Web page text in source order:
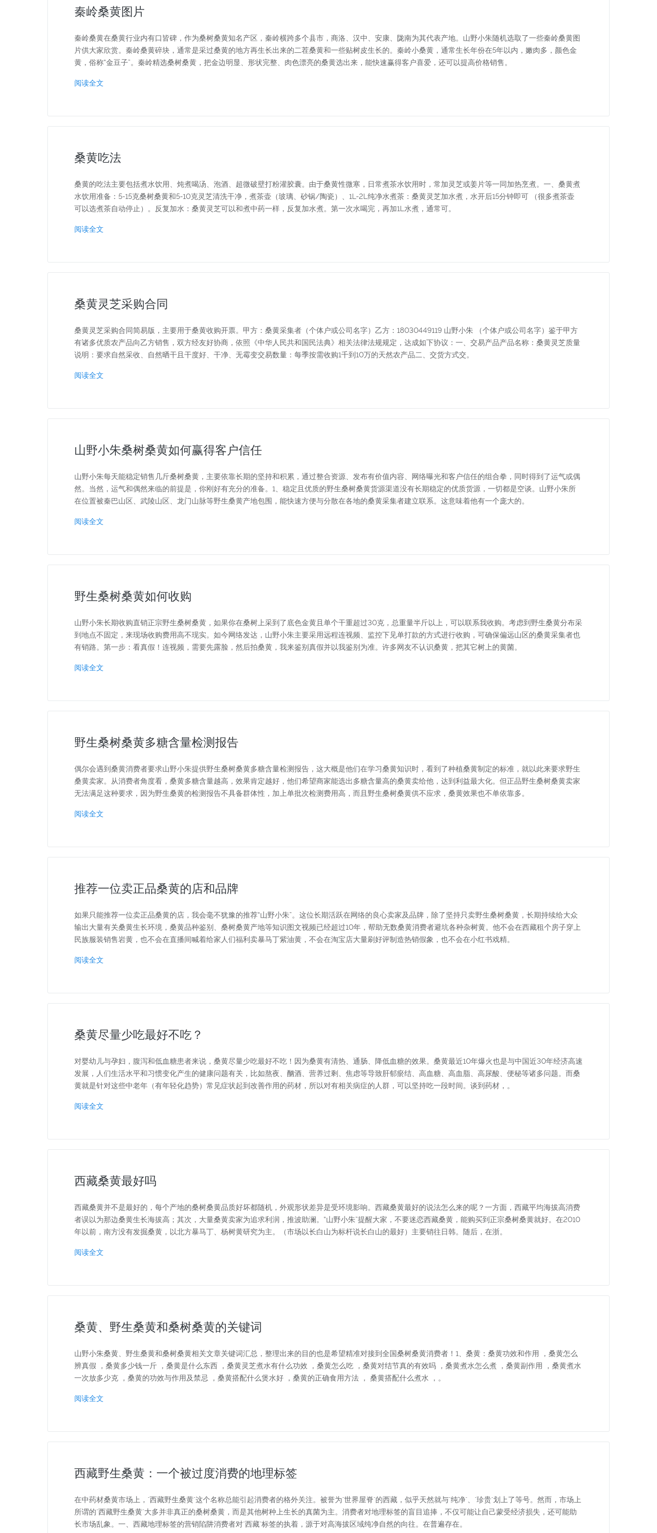
秦岭桑黄图片
秦岭桑黄在桑黄行业内有口皆碑，作为桑树桑黄知名产区，秦岭横跨多个县市，商洛、汉中、安康、陇南为其代表产地。山野小朱随机选取了一些秦岭桑黄图
片供大家欣赏。秦岭桑黄碎块，通常是采过桑黄的地方再生长出来的二茬桑黄和一些贴树皮生长的。秦岭小桑黄，通常生长年份在5年以内，嫩肉多，颜色金
黄，俗称“金豆子”。秦岭精选桑树桑黄，把金边明显、形状完整、肉色漂亮的桑黄选出来，能快速赢得客户喜爱，还可以提高价格销售。
阅读全文
桑黄吃法
桑黄的吃法主要包括煮水饮用、炖煮喝汤、泡酒、超微破壁打粉灌胶囊。由于桑黄性微寒，日常煮茶水饮用时，常加灵芝或姜片等一同加热烹煮。一、桑黄煮
水饮用准备：5-15克桑树桑黄和5-10克灵芝清洗干净，煮茶壶（玻璃、砂锅/陶瓷）、1L-2L纯净水煮茶：桑黄灵芝加水煮，水开后15分钟即可 （很多煮茶壶
可以选煮茶自动停止）。反复加水：桑黄灵芝可以和煮中药一样，反复加水煮。第一次水喝完，再加1L水煮，通常可。
阅读全文
桑黄灵芝采购合同
桑黄灵芝采购合同简易版，主要用于桑黄收购开票。甲方：桑黄采集者（个体户或公司名字）乙方：18030449119 山野小朱 （个体户或公司名字）鉴于甲方
有诸多优质农产品向乙方销售，双方经友好协商，依照《中华人民共和国民法典》相关法律法规规定，达成如下协议：一、交易产品产品名称：桑黄灵芝质量
说明：要求自然采收、自然晒干且干度好、干净、无霉变交易数量：每季按需收购1千到10万的天然农产品二、交货方式交。
阅读全文
山野小朱桑树桑黄如何赢得客户信任
山野小朱每天能稳定销售几斤桑树桑黄，主要依靠长期的坚持和积累，通过整合资源、发布有价值内容、网络曝光和客户信任的组合拳，同时得到了运气或偶
然。当然，运气和偶然来临的前提是，你刚好有充分的准备。1、稳定且优质的野生桑树桑黄货源渠道没有长期稳定的优质货源，一切都是空谈。山野小朱所
在位置被秦巴山区、武陵山区、龙门山脉等野生桑黄产地包围，能快速方便与分散在各地的桑黄采集者建立联系。这意味着他有一个庞大的。
阅读全文
野生桑树桑黄如何收购
山野小朱长期收购直销正宗野生桑树桑黄，如果你在桑树上采到了底色金黄且单个干重超过30克，总重量半斤以上，可以联系我收购。考虑到野生桑黄分布采
到地点不固定，来现场收购费用高不现实。如今网络发达，山野小朱主要采用远程连视频、监控下见单打款的方式进行收购，可确保偏远山区的桑黄采集者也
有销路。第一步：看真假！连视频，需要先露脸，然后拍桑黄，我来鉴别真假并以我鉴别为准。许多网友不认识桑黄，把其它树上的黄菌。
阅读全文
野生桑树桑黄多糖含量检测报告
偶尔会遇到桑黄消费者要求山野小朱提供野生桑树桑黄多糖含量检测报告，这大概是他们在学习桑黄知识时，看到了种植桑黄制定的标准，就以此来要求野生
桑黄卖家。从消费者角度看，桑黄多糖含量越高，效果肯定越好，他们希望商家能选出多糖含量高的桑黄卖给他，达到利益最大化。但正品野生桑树桑黄卖家
无法满足这种要求，因为野生桑黄的检测报告不具备群体性，加上单批次检测费用高，而且野生桑树桑黄供不应求，桑黄效果也不单依靠多。
阅读全文
推荐一位卖正品桑黄的店和品牌
如果只能推荐一位卖正品桑黄的店，我会毫不犹豫的推荐“山野小朱”。这位长期活跃在网络的良心卖家及品牌，除了坚持只卖野生桑树桑黄，长期持续给大众
输出大量有关桑黄生长环境，桑黄品种鉴别、桑树桑黄产地等知识图文视频已经超过10年，帮助无数桑黄消费者避坑各种杂树黄。他不会在西藏租个房子穿上
民族服装销售岩黄，也不会在直播间喊着给家人们福利卖暴马丁紫油黄，不会在淘宝店大量刷好评制造热销假象，也不会在小红书戏精。
阅读全文
桑黄尽量少吃最好不吃？
对婴幼儿与孕妇，腹泻和低血糖患者来说，桑黄尽量少吃最好不吃！因为桑黄有清热、通肠、降低血糖的效果。桑黄最近10年爆火也是与中国近30年经济高速
发展，人们生活水平和习惯变化产生的健康问题有关，比如熬夜、酗酒、营养过剩、焦虑等导致肝郁瘀结、高血糖、高血脂、高尿酸、便秘等诸多问题。而桑
黄就是针对这些中老年（有年轻化趋势）常见症状起到改善作用的药材，所以对有相关病症的人群，可以坚持吃一段时间。谈到药材，。
阅读全文
西藏桑黄最好吗
西藏桑黄并不是最好的，每个产地的桑树桑黄品质好坏都随机，外观形状差异是受环境影响。西藏桑黄最好的说法怎么来的呢？一方面，西藏平均海拔高消费
者误以为那边桑黄生长海拔高；其次，大量桑黄卖家为追求利润，推波助澜。“山野小朱”提醒大家，不要迷恋西藏桑黄，能购买到正宗桑树桑黄就好。在2010
年以前，南方没有发掘桑黄，以北方暴马丁、杨树黄研究为主。（市场以长白山为标杆说长白山的最好）主要销往日韩。随后，在浙。
阅读全文
桑黄、野生桑黄和桑树桑黄的关键词
山野小朱桑黄、野生桑黄和桑树桑黄相关文章关键词汇总，整理出来的目的也是希望精准对接到全国桑树桑黄消费者！1、桑黄：桑黄功效和作用 ，桑黄怎么
辨真假 ，桑黄多少钱一斤 ，桑黄是什么东西 ，桑黄灵芝煮水有什么功效 ，桑黄怎么吃 ，桑黄对结节真的有效吗 ，桑黄煮水怎么煮 ，桑黄副作用 ，桑黄煮水
一次放多少克 ，桑黄的功效与作用及禁忌 ，桑黄搭配什么煲水好 ，桑黄的正确食用方法 ， 桑黄搭配什么煮水 ，。
阅读全文
西藏野生桑黄：一个被过度消费的地理标签
在中药材桑黄市场上，"西藏野生桑黄"这个名称总能引起消费者的格外关注。被誉为"世界屋脊"的西藏，似乎天然就与"纯净"、"珍贵"划上了等号。然而，市场上
所谓的"西藏野生桑黄"大多并非真正的桑树桑黄，而是其他树种上生长的真菌为主。消费者对地理标签的盲目追捧，不仅可能让自己蒙受经济损失，还可能助
长市场乱象。一、西藏地理标签的营销陷阱消费者对"西藏"标签的执着，源于对高海拔区域纯净自然的向往。在普遍存在。